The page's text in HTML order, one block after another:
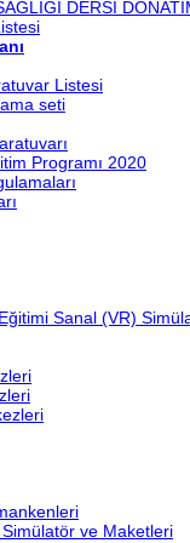
DERSİ
Listesi
seti
Programı 2020
Sanal (VR)
ve Maketleri